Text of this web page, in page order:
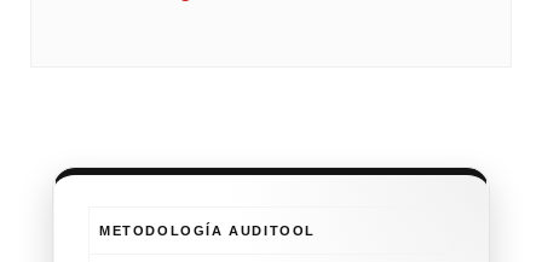
METODOLOGÍA AUDITOOL